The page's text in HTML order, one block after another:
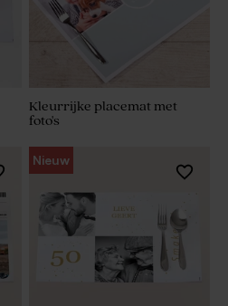
Kleurrijke placemat met
foto's
Nieuw